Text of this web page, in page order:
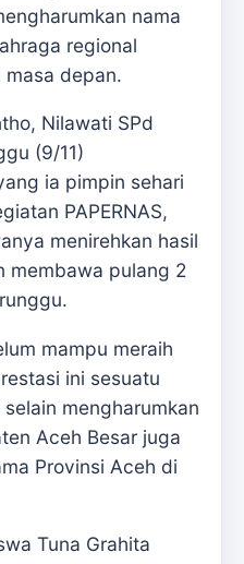
nama
regional
depan.
Nilawati SPd
(9/11)
ia pimpin sehari
PAPERNAS,
menirehkan hasil
membawa pulang 2
mampu meraih
ini sesuatu
mengharumkan
Aceh Besar juga
Provinsi Aceh di
Tuna Grahita